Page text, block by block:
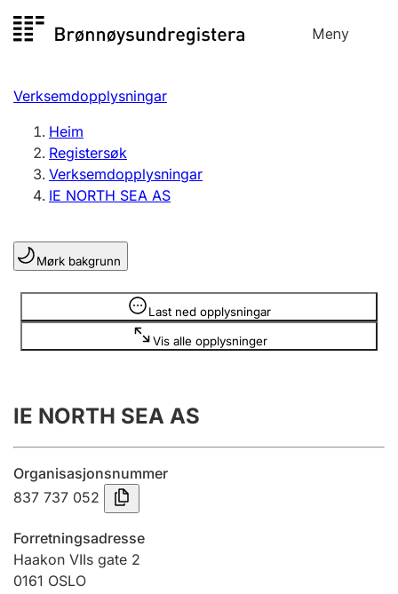
til
Meny
Registersøk
Aksjeselskap
Enkeltpersonføretak
Registrere, endre, slette
Lag og foreining
Registrere, endre, slette
Årsrekneskap
Innsending og forseinkingsgebyr
Tinglysing
Jeger
Verksemdopplysningar
Heim
Registersøk
Verksemdopplysningar
IE NORTH SEA AS
Mørk bakgrunn
Last ned opplysningar
Vis alle opplysninger
Opplysninger er skjult
IE NORTH SEA AS
Organisasjonsnummer
837 737 052
Forretningsadresse
Haakon VIIs gate 2
0161 OSLO